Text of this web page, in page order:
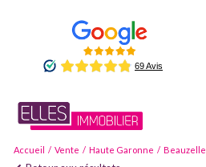
Accueil Vente Haute Garonne Beauzelle